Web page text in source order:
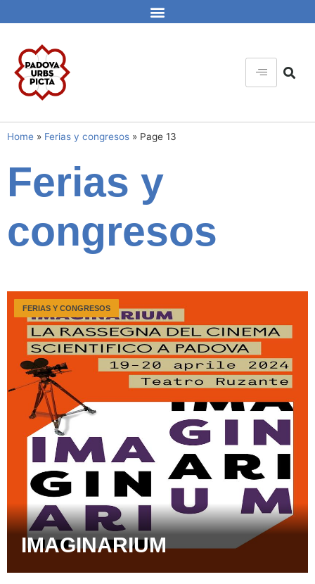
Home » Ferias y congresos » Page 13
Ferias y
congresos
IMAGINARIUM
FERIAS Y CONGRESOS